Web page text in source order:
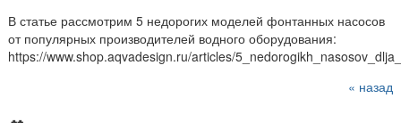
В статье рассмотрим 5 недорогих моделей фонтанных насосов
от популярных производителей водного оборудования:
https://www.shop.aqvadesign.ru/articles/
« назад